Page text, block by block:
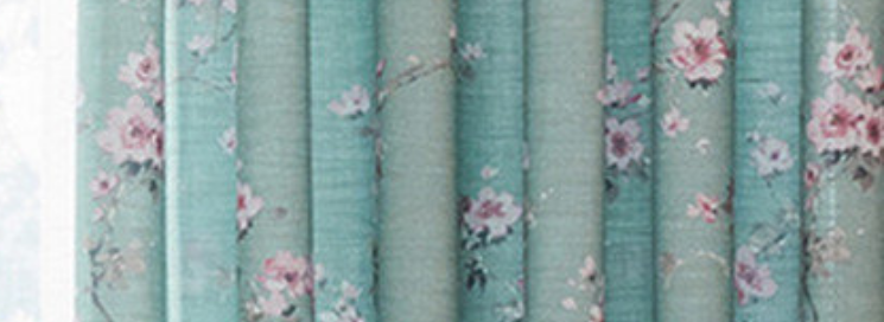
ニング・キッチン> Sabine ドレー
洋風>Sabine ドレープカーテン
>Sabine ドレープカーテン